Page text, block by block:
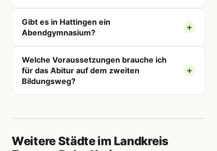
Gibt es in Hattingen ein
Abendgymnasium?
Welche Voraussetzungen brauche ich
für das Abitur auf dem zweiten
Bildungsweg?
Weitere Städte im Landkreis